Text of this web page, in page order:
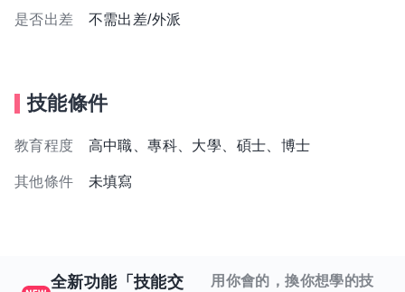
是否出差 不需出差/外派
技能條件
教育程度 高中職、專科、大學、碩士、博士
其他條件 未填寫
全新功能「技能交
用你會的，換你想學的技